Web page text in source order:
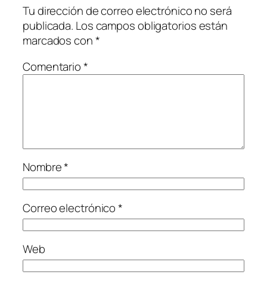
Tu dirección de correo electrónico no será
publicada. Los campos obligatorios están
marcados con*
Comentario*
Nombre*
Correo electrónico*
Web